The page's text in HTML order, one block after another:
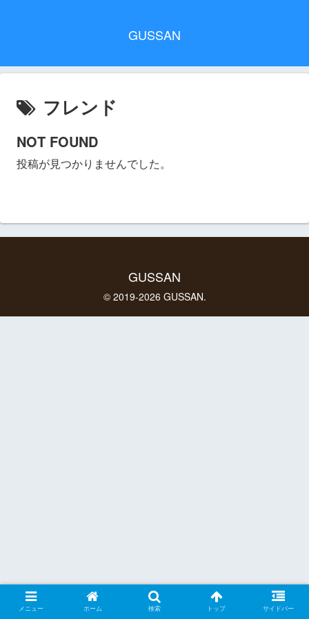
GUSSAN
フレンド
NOT FOUND
投稿が見つかりませんでした。
GUSSAN
© 2019-2026 GUSSAN.
メニュー ホーム 検索 トップ サイドバー